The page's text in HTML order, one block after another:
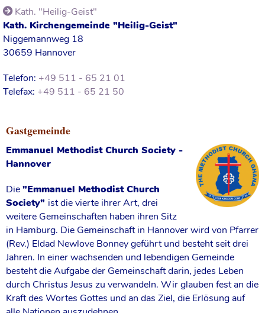
Kath. "Heilig-Geist"
Kath. Kirchengemeinde "Heilig-Geist"
Niggemannweg 18
30659 Hannover
Telefon: +49 511 - 65 21 01
Telefax: +49 511 - 65 21 50
Gastgemeinde
Emmanuel Methodist Church Society -
Hannover
Die"Emmanuel Methodist Church
Society" ist die vierte ihrer Art, drei
weitere Gemeinschaften haben ihren Sitz
in Hamburg. Die Gemeinschaft in Hannover wird von Pfarrer
(Rev.) Eldad Newlove Bonney geführt und besteht seit drei
Jahren. In einer wachsenden und lebendigen Gemeinde
besteht die Aufgabe der Gemeinschaft darin, jedes Leben
durch Christus Jesus zu verwandeln. Wir glauben fest an die
Kraft des Wortes Gottes und an das Ziel, die Erlösung auf